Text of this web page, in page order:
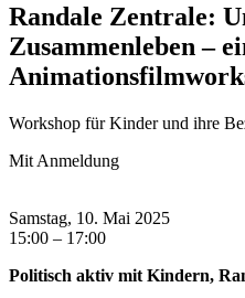
Randale Zentrale:
Zusammenleben –
Workshop für Kinder und ihre
Mit Anmeldung
Samstag, 10. Mai 2025
15:00 – 17:00
Politisch aktiv mit Kindern,